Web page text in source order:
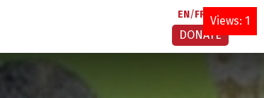
EN FR AR
DONATE
Views: 1